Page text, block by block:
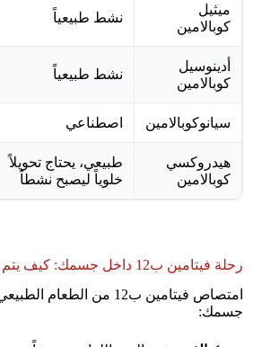
ميثيل
كوبالامين
نشط طبيعياً
أدينوسيل
كوبالامين
نشط طبيعياً
سيانوكوبالامين اصطناعي
هيدروكسي
كوبالامين
طبيعي، يحتاج تحويلاً
خلوياً ليصبح نشطاً
رحلة فيتامين ب12 داخل جسمك: كيف يتم امتصاصه فعلياً؟
امتصاص فيتامين ب12
جسمك: